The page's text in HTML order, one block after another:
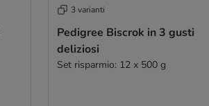
3 varianti
Pedigree Biscrok in 3 gusti
deliziosi
Set risparmio: 12 x 500 g